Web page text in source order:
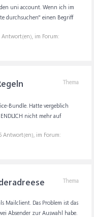
uni account. Wenn ich im
durchsuchen" einen Begriff
Antwort(en), im Forum:
Thema
Bundle. Hatte vergeblich
nicht mehr auf
Antwort(en), im Forum:
Thema
Mailclient. Das Problem ist das
Absender zur Auswahl habe.